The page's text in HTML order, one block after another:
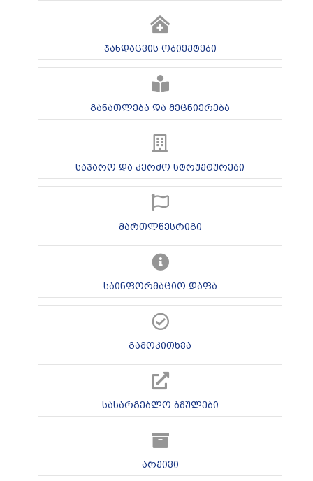
ჯანდაცვის ობიექტები
განათლება და მეცნიერება
საჯარო და კერძო სტრუქტურები
მართლწესრიგი
საინფორმაციო დაფა
გამოკითხვა
სასარგებლო ბმულები
არქივი